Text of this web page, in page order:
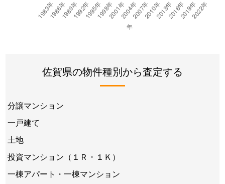
佐賀県の物件種別から査定する
分譲マンション
一戸建て
土地
投資マンション（１Ｒ・１Ｋ）
一棟アパート・一棟マンション